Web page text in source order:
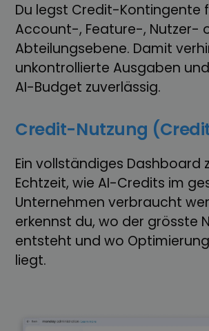
Du legst Credit-Kontingente
Account-, Feature-, Nutzer-
Abteilungsebene. Damit
unkontrollierte Ausgaben
AI-Budget zuverlässig.
Credit-Nutzung
Ein vollständiges Dashboard
Echtzeit, wie AI-Credits im
Unternehmen verbraucht
erkennst du, wo der grösste
entsteht und wo
liegt.